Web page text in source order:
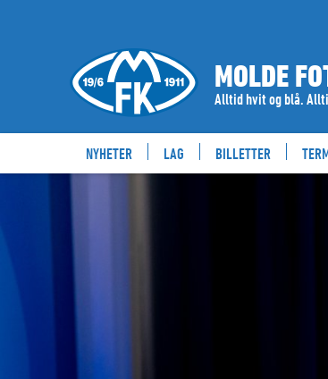
MOLDE
Alltid hvit og blå.
NYHETER LAG BILLETTER